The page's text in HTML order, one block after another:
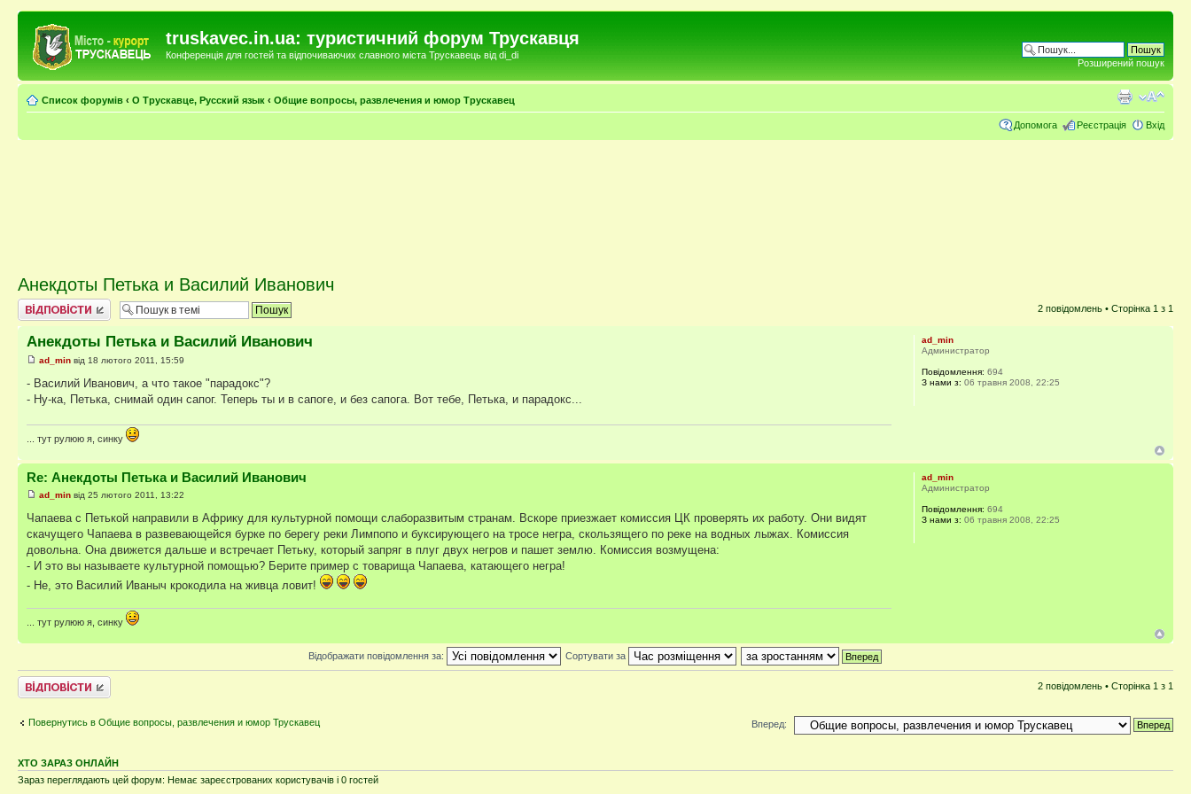
truskavec.in.ua: туристичний форум Трускавця
Конференція для гостей та відпочиваючих славного міста Трускавець від di_di
Розширений пошук
Список форумів ‹ О Трускавце, Русский язык ‹ Общие вопросы, развлечения и юмор Трускавец
Допомога Реєстрація Вхід
Анекдоты Петька и Василий Иванович
Відповісти 2 повідомлень • Сторінка 1 з 1
Анекдоты Петька и Василий Иванович
ad_min від 18 лютого 2011, 15:59
- Василий Иванович, а что такое "парадокс"?
- Ну-ка, Петька, снимай один сапог. Теперь ты и в сапоге, и без сапога. Вот тебе, Петька, и парадокс...
... тут рулюю я, синку
ad_min
Администратор
Повідомлення: 694
З нами з: 06 травня 2008, 22:25
Re: Анекдоты Петька и Василий Иванович
ad_min від 25 лютого 2011, 13:22
Чапаева с Петькой направили в Африку для культурной помощи слаборазвитым странам. Вскоре приезжает комиссия ЦК проверять их работу. Они видят
скачущего Чапаева в развевающейся бурке по берегу реки Лимпопо и буксирующего на тросе негра, скользящего по реке на водных лыжах. Комиссия
довольна. Она движется дальше и встречает Петьку, который запряг в плуг двух негров и пашет землю. Комиссия возмущена:
- И это вы называете культурной помощью? Берите пример с товарища Чапаева, катающего негра!
- Не, это Василий Иваныч крокодила на живца ловит!
... тут рулюю я, синку
ad_min
Администратор
Повідомлення: 694
З нами з: 06 травня 2008, 22:25
Відображати повідомлення за: Сортувати за
Відповісти 2 повідомлень • Сторінка 1 з 1
Повернутись в Общие вопросы, развлечения и юмор Трускавец Вперед:
ХТО ЗАРАЗ ОНЛАЙН
Зараз переглядають цей форум: Немає зареєстрованих користувачів і 0 гостей